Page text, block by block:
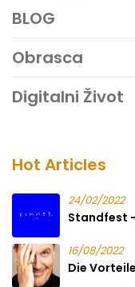
BLOG
Obrasca
Digitalni Život
Hot Articles
24/02/2022
Standfest -
16/08/2022
Die